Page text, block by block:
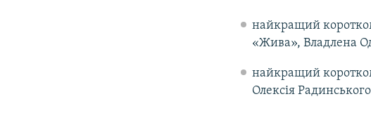
найкращий
«Жива», Владлена
найкращий
Олексія Радинського